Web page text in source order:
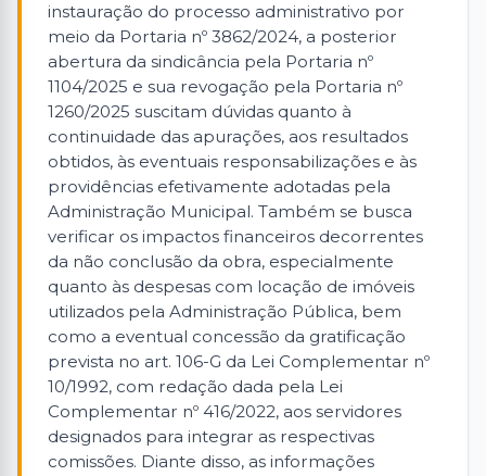
instauração do processo administrativo por
meio da Portaria nº 3862/2024, a posterior
abertura da sindicância pela Portaria nº
1104/2025 e sua revogação pela Portaria nº
1260/2025 suscitam dúvidas quanto à
continuidade das apurações, aos resultados
obtidos, às eventuais responsabilizações e às
providências efetivamente adotadas pela
Administração Municipal. Também se busca
verificar os impactos financeiros decorrentes
da não conclusão da obra, especialmente
quanto às despesas com locação de imóveis
utilizados pela Administração Pública, bem
como a eventual concessão da gratificação
prevista no art. 106-G da Lei Complementar nº
10/1992, com redação dada pela Lei
Complementar nº 416/2022, aos servidores
designados para integrar as respectivas
comissões. Diante disso, as informações